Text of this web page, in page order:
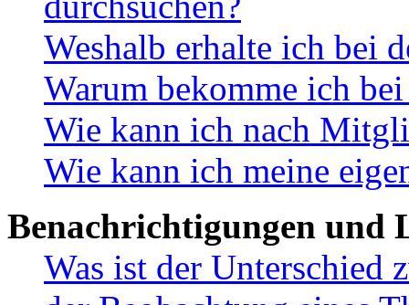
Weshalb erhalte ich bei
Warum bekomme ich
Wie kann ich nach
Wie kann ich meine
Benachrichtigungen und
Was ist der Unterschied